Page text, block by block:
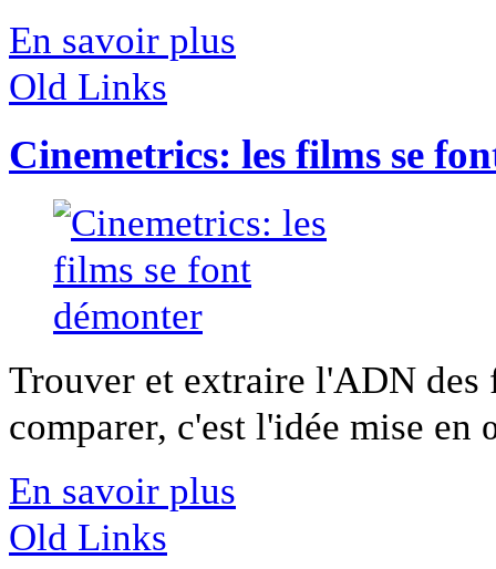
En savoir plus
Old Links
Cinemetrics: les films se
Trouver et extraire l'ADN
comparer, c'est l'idée mise en
En savoir plus
Old Links